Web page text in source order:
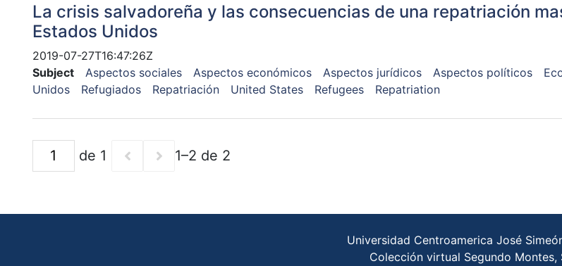
La crisis salvadoreña y las consecuencias de una repatriación
Estados Unidos
2019-07-27T16:47:26Z
Subject
Aspectos sociales Aspectos económicos Aspectos jurídicos Aspectos políticos
Unidos
Refugiados Repatriación United States Refugees Repatriation
de 1 1–2 de 2
Universidad Centroamerica José
Colección virtual Segundo Montes,